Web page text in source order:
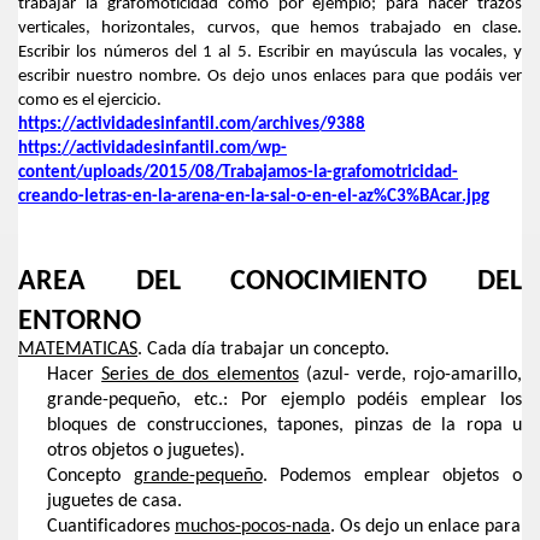
trabajar la grafomoticidad como por ejemplo; para hacer trazos
verticales, horizontales, curvos, que hemos trabajado en clase.
Escribir los números del 1 al 5. Escribir en mayúscula las vocales, y
escribir nuestro nombre. Os dejo unos enlaces para que podáis ver
como es el ejercicio.
https://actividadesinfantil.com/archives/9388
https://actividadesinfantil.com/wp-
content/uploads/2015/08/Trabajamos-la-grafomotricidad-
creando-letras-en-la-arena-en-la-sal-o-en-el-az%C3%BAcar.jpg
AREA DEL CONOCIMIENTO DEL
ENTORNO
MATEMATICAS. Cada día trabajar un concepto.
HacerSeries de dos elementos(azul- verde, rojo-amarillo,
grande-pequeño, etc.: Por ejemplo podéis emplear los
bloques de construcciones, tapones, pinzas de la ropa u
otros objetos o juguetes).
Concepto grande-pequeño. Podemos emplear objetos o
juguetes de casa.
Cuantificadores muchos-pocos-nada. Os dejo un enlace para